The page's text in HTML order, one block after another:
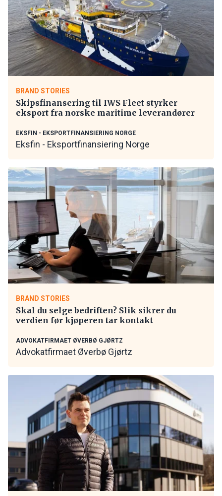
BRAND STORIES
Skipsfinansering til IWS Fleet styrker
eksport fra norske maritime leverandører
EKSFIN - EKSPORTFINANSIERING NORGE
Eksfin - Eksportfinansiering Norge
BRAND STORIES
Skal du selge bedriften? Slik sikrer du
verdien før kjøperen tar kontakt
ADVOKATFIRMAET ØVERBØ GJØRTZ
Advokatfirmaet Øverbø Gjørtz